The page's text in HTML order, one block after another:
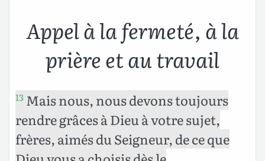
Appel à la fermeté, à la
prière et au travail
13 Mais nous, nous devons toujours
rendre grâces à Dieu à votre sujet,
frères, aimés du Seigneur, de ce que